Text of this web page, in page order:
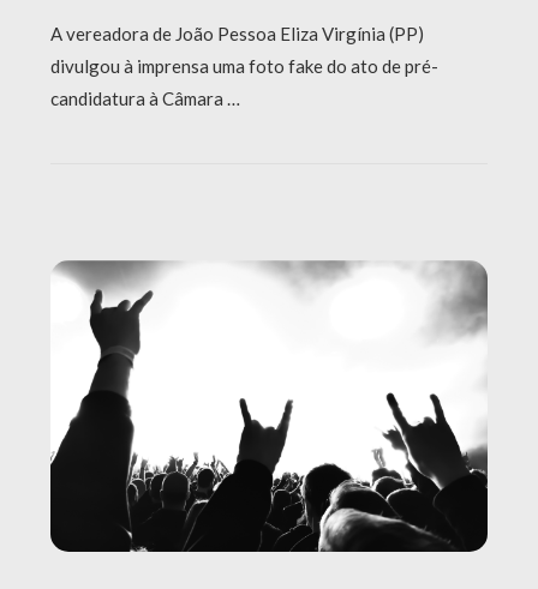
A vereadora de João Pessoa Eliza Virgínia (PP)
divulgou à imprensa uma foto fake do ato de pré-
candidatura à Câmara …